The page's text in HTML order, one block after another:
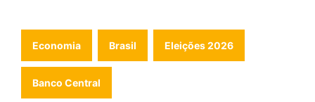
Economia Brasil Eleições 2026
Banco Central